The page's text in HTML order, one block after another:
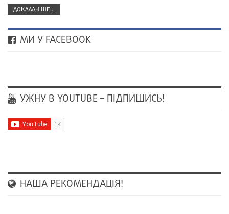
ДОКЛАДНІШЕ...
МИ У FACEBOOK
УЖНУ В YOUTUBE – ПІДПИШИСЬ!
НАША РЕКОМЕНДАЦІЯ!